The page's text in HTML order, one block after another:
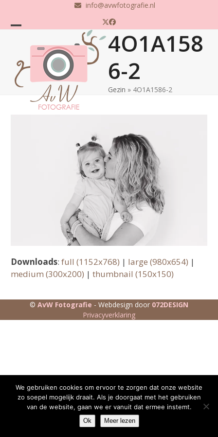
content
info@avwfotografie.nl
Twitter
Facebook
mobile
menu
mobile
menu
4O1A158
6-2
Gezin » 4O1A1586-2
Downloads:full (1152x768) | large (980x654) |
medium (300x200) |thumbnail (150x150)
© AvW Fotografie - Webdesign door 072DESIGN
Privacyverklaring
We gebruiken cookies om ervoor te zorgen dat onze website
zo soepel mogelijk draait. Als je doorgaat met het gebruiken
van de website, gaan we er vanuit dat ermee instemt.
Ok Meer lezen